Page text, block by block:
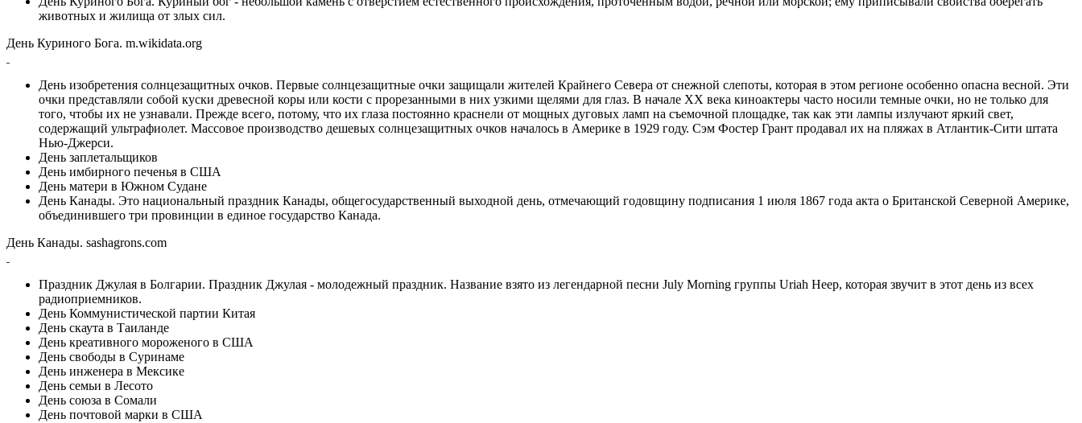
животных и жилища от злых сил.
День Куриного Бога. m.wikidata.org
День изобретения солнцезащитных очков. Первые солнцезащитные очки защищали жителей Крайнего Севера от снежной слепоты, которая в этом регионе особенно опасна весной. Эти
очки представляли собой куски древесной коры или кости с прорезанными в них узкими щелями для глаз. В начале ХХ века киноактеры часто носили темные очки, но не только для
того, чтобы их не узнавали. Прежде всего, потому, что их глаза постоянно краснели от мощных дуговых ламп на съемочной площадке, так как эти лампы излучают яркий свет,
содержащий ультрафиолет. Массовое производство дешевых солнцезащитных очков началось в Америке в 1929 году. Сэм Фостер Грант продавал их на пляжах в Атлантик-Сити штата
Нью-Джерси.
День заплетальщиков
День имбирного печенья в США
День матери в Южном Судане
День Канады. Это национальный праздник Канады, общегосударственный выходной день, отмечающий годовщину подписания 1 июля 1867 года акта о Британской Северной Америке,
объединившего три провинции в единое государство Канада.
День Канады. sashagrons.com
Праздник Джулая в Болгарии. Праздник Джулая - молодежный праздник. Название взято из легендарной песни July Morning группы Uriah Heep, которая звучит в этот день из всех
радиоприемников.
День Коммунистической партии Китая
День скаута в Таиланде
День креативного мороженого в США
День свободы в Суринаме
День инженера в Мексике
День семьи в Лесото
День союза в Сомали
День почтовой марки в США